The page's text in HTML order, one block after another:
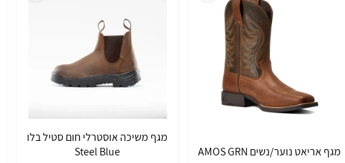
מגף אריאט נוער/נשים AMOS GRN
מגף משיכה אוסטרלי חום סטיל בלו
Steel Blue